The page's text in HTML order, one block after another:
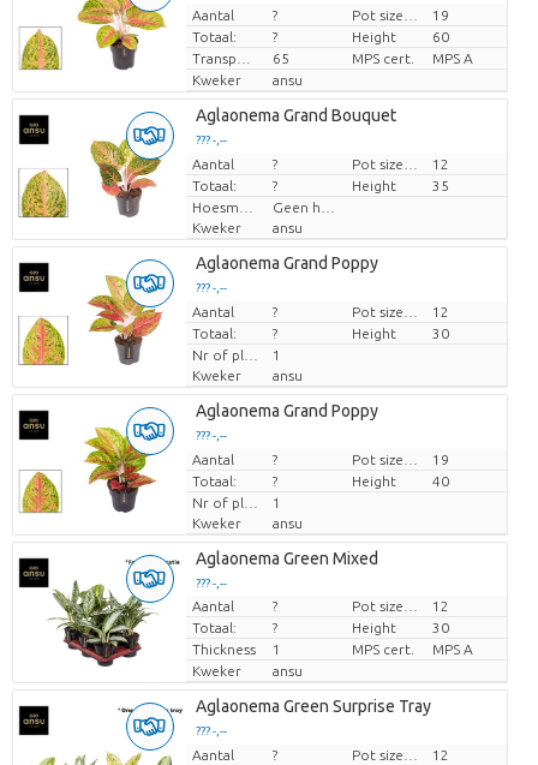
Prijs per stuk
Aantal ?
19
Totaal:
? Height
60
65 MPS cert.
MPS A
Kweker
ansu
Aglaonema Grand Bouquet
??? -,--
Prijs per stuk
Aantal ?
12
Totaal:
? Height
35
Kweker
ansu
Aglaonema Grand Poppy
??? -,--
Prijs per stuk
Aantal ?
12
Totaal:
? Height
30
1
Kweker
ansu
Aglaonema Grand Poppy
??? -,--
Prijs per stuk
Aantal ?
19
Totaal:
? Height
40
1
Kweker
ansu
Aglaonema Green Mixed
??? -,--
Prijs per stuk
Aantal ?
12
Totaal:
? Height
30
Thickness
1 MPS cert.
MPS A
Kweker
ansu
Aglaonema Green Surprise Tray
??? -,--
Prijs per stuk
Aantal ?
12